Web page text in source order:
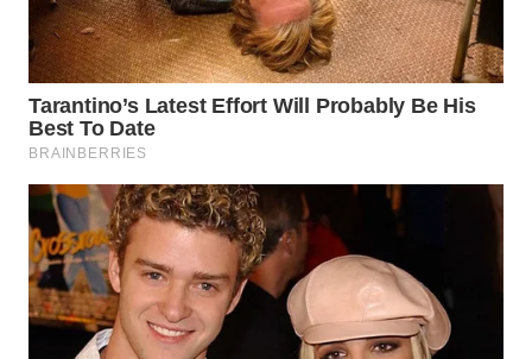
WN
SULUT
WN
WN
MALUT
WN
DAIRI